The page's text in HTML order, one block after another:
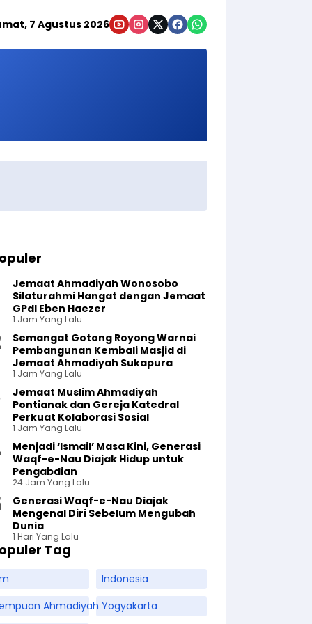
7 Agustus 2026
Jemaat Ahmadiyah Wonosobo
Silaturahmi Hangat dengan Jemaat
GPdI Eben Haezer
1 Jam Yang Lalu
Semangat Gotong Royong Warnai
Pembangunan Kembali Masjid di
Jemaat Ahmadiyah Sukapura
1 Jam Yang Lalu
Jemaat Muslim Ahmadiyah
Pontianak dan Gereja Katedral
Perkuat Kolaborasi Sosial
1 Jam Yang Lalu
Menjadi ‘Ismail’ Masa Kini, Generasi
Waqf-e-Nau Diajak Hidup untuk
Pengabdian
24 Jam Yang Lalu
Generasi Waqf-e-Nau Diajak
Mengenal Diri Sebelum Mengubah
Dunia
1 Hari Yang Lalu
Tag
Indonesia
Ahmadiyah Yogyakarta